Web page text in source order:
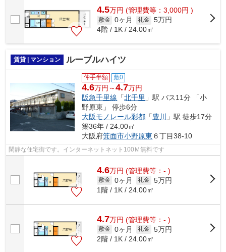
4.5万円 (管理費等：3,000円 )
敷金 0ヶ月 礼金 5万円
4階 / 1K / 24.00㎡
賃貸 | マンション ルーブルハイツ
仲手半額 敷0
4.6万円～4.7万円
阪急千里線 「北千里 」駅 バス11分 「小
野原東」 停歩6分
大阪モノレール彩都 「豊川
」駅 徒歩17分
築36年 / 24.00㎡
大阪府箕面市小野原東 ６丁目38-10
閑静な住宅街です。インターネットネット100Ｍ無料です
4.6万円 (管理費等：- )
敷金 0ヶ月 礼金 5万円
1階 / 1K / 24.00㎡
4.7万円 (管理費等：- )
敷金 0ヶ月 礼金 5万円
2階 / 1K / 24.00㎡